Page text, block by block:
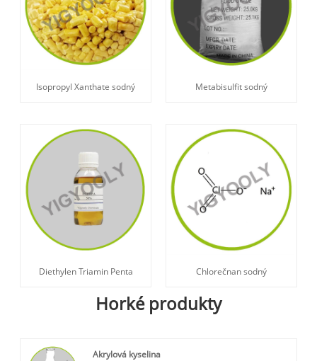
Isopropyl Xanthate sodný Metabisulfit sodný
Diethylen Triamin Penta Chlorečnan sodný
Horké produkty
Akrylová kyselina